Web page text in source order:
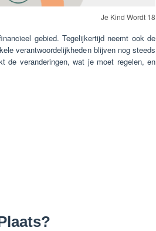
Je Kind Wordt 18
gebied. Tegelijkertijd neemt ook de
verantwoordelijkheden blijven nog steeds
de veranderingen, wat je moet regelen, en